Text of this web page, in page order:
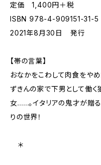
定価 1,400円＋税
ISBN 978-4-909151-31-5
2021年8月30日 発行
【帯の言葉】
おなかをこわして肉食をや
ずきんの家で下男として働
女……。イタリアの鬼才が贈
りの世界！
＊